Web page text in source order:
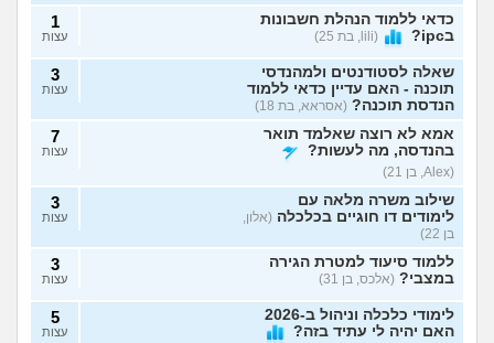
כדאי ללמוד הנהלת חשבונות
בipc?
(lili, בת 25)
1
עצות
שאלה לסטודנטים ולמהנדסי
תוכנה - האם עדיין כדאי ללמוד
הנדסת תוכנה? (אסראא, בת 18)
3
עצות
אמא לא רוצה שאלמד תואר
בהנדסה, מה לעשות?
(Alex, בן 21)
7
עצות
שילוב משרה מלאה עם
לימודים דו חוגיים בכלכלה (אלון,
בן 22)
3
עצות
ללמוד סיעוד למטרת הגירה
במצבי? (אלכס, בן 31)
3
עצות
לימודי כלכלה וניהול ב-2026
האם יהיה לי עתיד בזה?
5
עצות